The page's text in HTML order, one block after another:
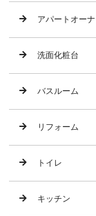
アパートオー
洗面化粧台
バスルーム
リフォーム
トイレ
キッチン